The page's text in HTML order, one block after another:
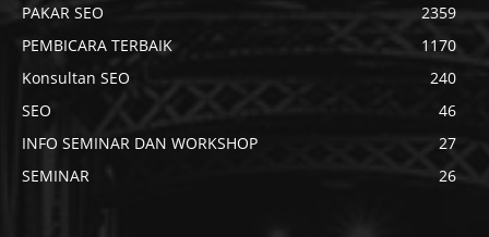
PAKAR SEO
2359
PEMBICARA TERBAIK
1170
Konsultan SEO
240
SEO
46
INFO SEMINAR DAN WORKSHOP
27
SEMINAR
26